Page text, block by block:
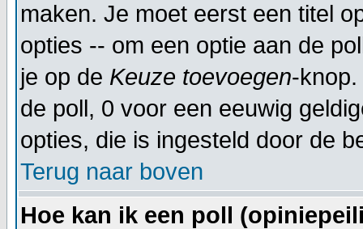
maken. Je moet eerst een titel
opties -- om een optie aan de
je op de Keuze toevoegen-
de poll, 0 voor een eeuwig
opties, die is ingesteld door de
Terug naar boven
Hoe kan ik een poll